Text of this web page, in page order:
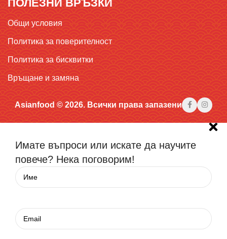
ПОЛЕЗНИ ВРЪЗКИ
Общи условия
Политика за поверителност
Политика за бисквитки
Връщане и замяна
Asianfood © 2026. Всички права запазени
Имате въпроси или искате да научите
повече? Нека поговорим!